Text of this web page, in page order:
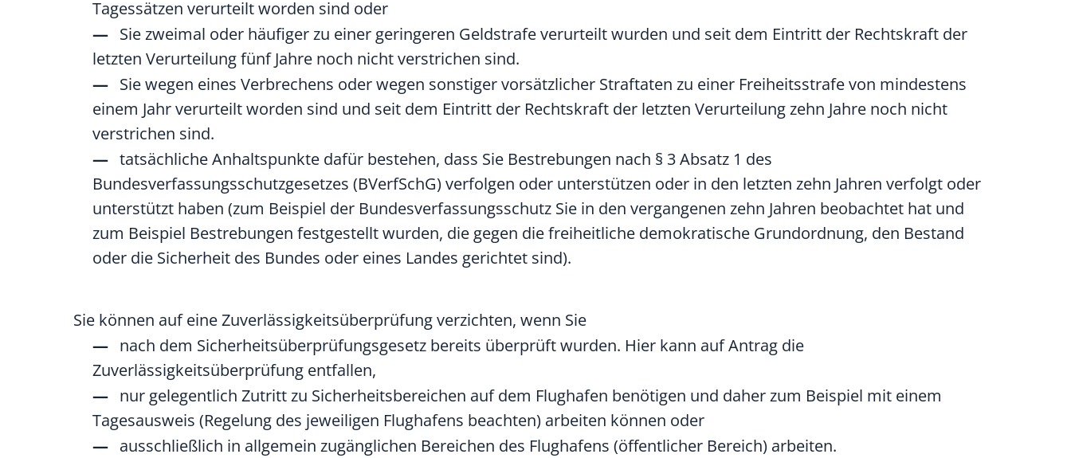
Tagessätzen verurteilt worden sind oder
Sie zweimal oder häufiger zu einer geringeren Geldstrafe verurteilt wurden und seit dem Eintritt der Rechtskraft der
letzten Verurteilung fünf Jahre noch nicht verstrichen sind.
Sie wegen eines Verbrechens oder wegen sonstiger vorsätzlicher Straftaten zu einer Freiheitsstrafe von mindestens
einem Jahr verurteilt worden sind und seit dem Eintritt der Rechtskraft der letzten Verurteilung zehn Jahre noch nicht
verstrichen sind.
tatsächliche Anhaltspunkte dafür bestehen, dass Sie Bestrebungen nach § 3 Absatz 1 des
Bundesverfassungsschutzgesetzes (BVerfSchG) verfolgen oder unterstützen oder in den letzten zehn Jahren verfolgt oder
unterstützt haben (zum Beispiel der Bundesverfassungsschutz Sie in den vergangenen zehn Jahren beobachtet hat und
zum Beispiel Bestrebungen festgestellt wurden, die gegen die freiheitliche demokratische Grundordnung, den Bestand
oder die Sicherheit des Bundes oder eines Landes gerichtet sind).
Sie können auf eine Zuverlässigkeitsüberprüfung verzichten, wenn Sie
nach dem Sicherheitsüberprüfungsgesetz bereits überprüft wurden. Hier kann auf Antrag die
Zuverlässigkeitsüberprüfung entfallen,
nur gelegentlich Zutritt zu Sicherheitsbereichen auf dem Flughafen benötigen und daher zum Beispiel mit einem
Tagesausweis (Regelung des jeweiligen Flughafens beachten) arbeiten können oder
ausschließlich in allgemein zugänglichen Bereichen des Flughafens (öffentlicher Bereich) arbeiten.